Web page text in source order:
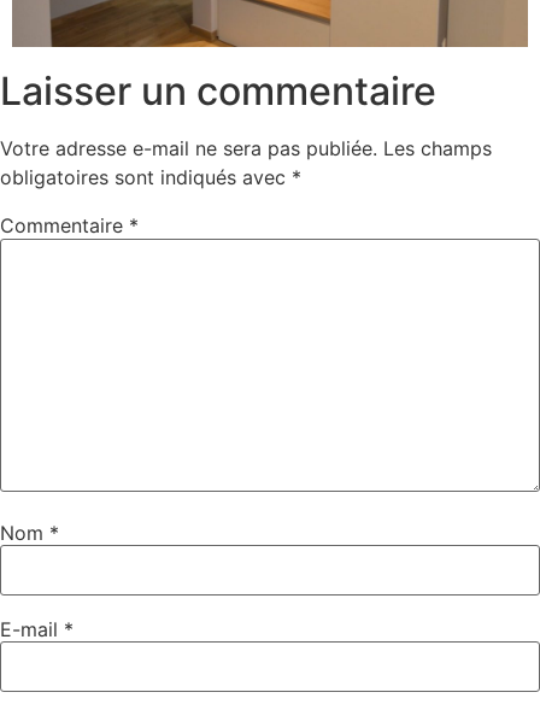
Laisser un commentaire
Votre adresse e-mail ne sera pas publiée. Les champs
obligatoires sont indiqués avec *
Commentaire *
Nom *
E-mail *